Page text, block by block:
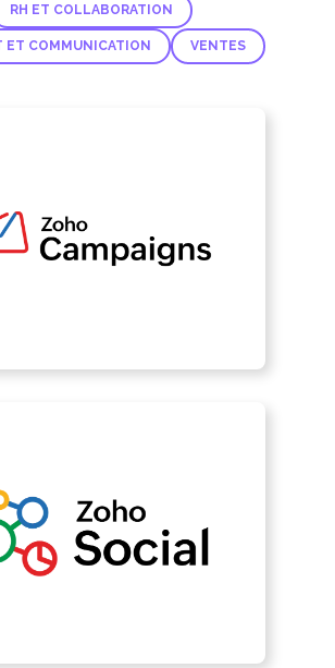
RH ET COLLABORATION
ET COMMUNICATION VENTES